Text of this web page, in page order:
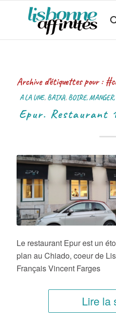
Archive d’étiquettes pour :
A LA UNE, BAIXA, BOIRE,
Epur. Restaurant
Le restaurant Epur est un
plan au Chiado, coeur de
Français Vincent Farges
Lire la